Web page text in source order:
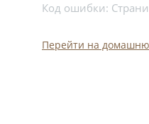
Код ошибки:
Перейти на